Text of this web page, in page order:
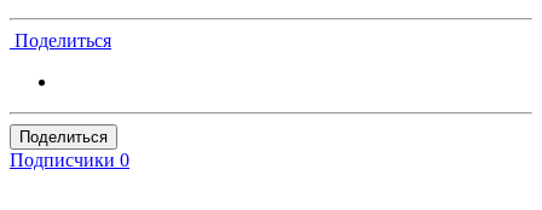
Поделиться
Поделиться
Подписчики 0